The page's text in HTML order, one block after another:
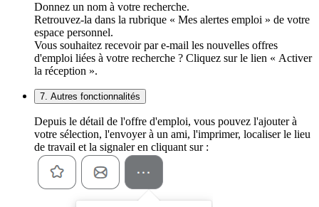
Donnez un nom à votre recherche.
Retrouvez-la dans la rubrique « Mes alertes emploi » de votre
espace personnel.
Vous souhaitez recevoir par e-mail les nouvelles offres
d'emploi liées à votre recherche ? Cliquez sur le lien « Activer
la réception ».
7. Autres fonctionnalités
Depuis le détail de l'offre d'emploi, vous pouvez l'ajouter à
votre sélection, l'envoyer à un ami, l'imprimer, localiser le lieu
de travail et la signaler en cliquant sur :